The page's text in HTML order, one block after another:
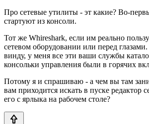
Про сетевые утилиты - эт какие? Во-
стартуют из консоли.
Тот же Whireshark, если им реально
сетевом оборудовании или перед
винду, у меня все эти ваши службы
консольки управления были в горячих
Потому я и спрашиваю - а чем вы там
вам приходится искать в пуске редактор
его с ярлыка на рабочем столе?